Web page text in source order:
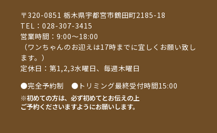
〒320-0851 栃木県宇都宮市鶴田町2185-18
TEL：028-307-3415
営業時間：9:00～18:00
（ワンちゃんのお迎えは17時までに宜しくお願い致し
ます。）
定休日：第1,2,3水曜日、毎週木曜日
●完全予約制 ●トリミング最終受付時間15:00
※初めての方は、必ず初めてとお伝えの上
ご予約くださいますようにお願いします。